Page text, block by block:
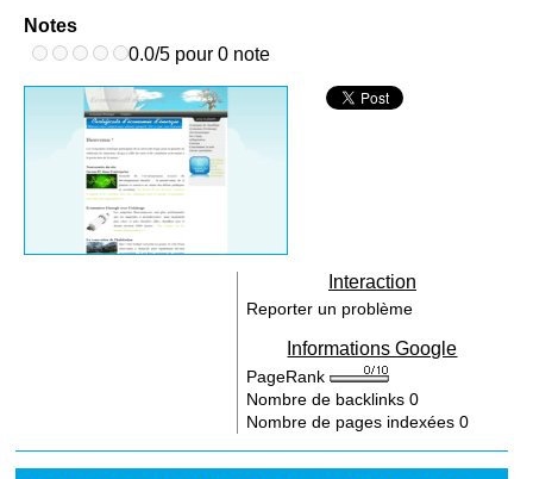
Notes
0.0/5 pour 0 note
Interaction
Reporter un problème
Informations Google
PageRank
Nombre de backlinks0
Nombre de pages indexées0